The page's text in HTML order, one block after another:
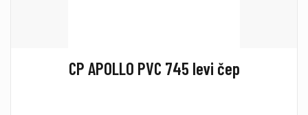
CP APOLLO PVC 745 levi čep